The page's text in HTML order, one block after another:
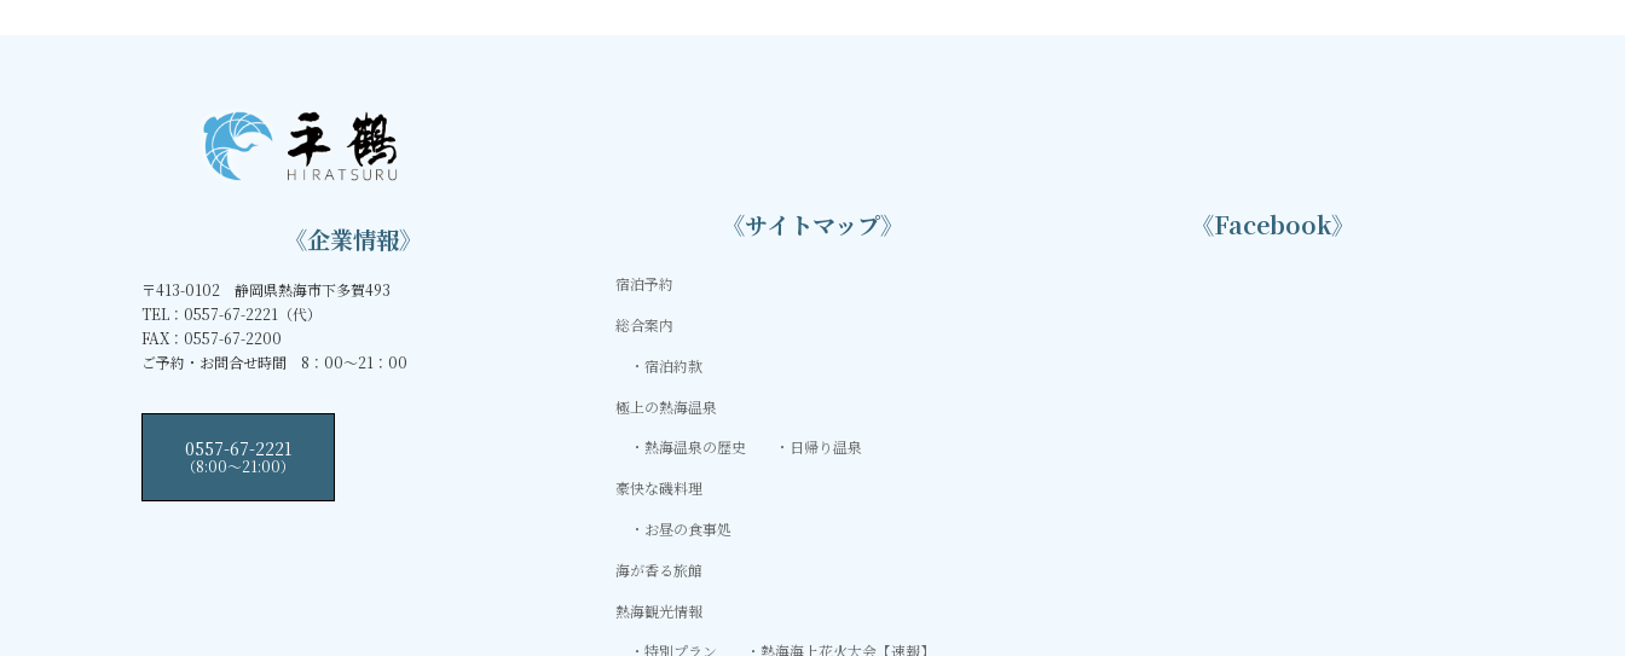
《企業情報》
〒413-0102 静岡県熱海市下多賀493
TEL：0557-67-2221（代）
FAX：0557-67-2200
ご予約・お問合せ時間 8：00～21：00
0557-67-2221
（8:00〜21:00）
《サイトマップ》
宿泊予約
総合案内
宿泊約款
極上の熱海温泉
熱海温泉の歴史
日帰り温泉
豪快な磯料理
お昼の食事処
海が香る旅館
熱海観光情報
特別プラン
熱海海上花火大会【速報】
《Facebook》